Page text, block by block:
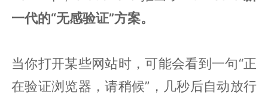
一代的“无感验证”方案。
当你打开某些网站时，可能会看到一句“正
在验证浏览器，请稍候”，几秒后自动放行